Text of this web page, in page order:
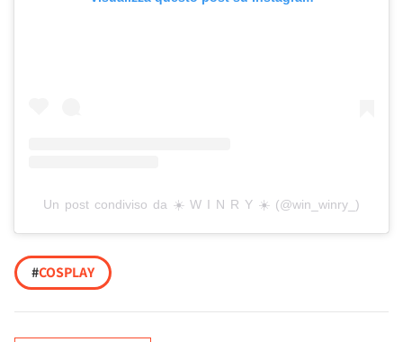
Un post condiviso da ☀️ W I N R Y ☀️ (@win_winry_)
#COSPLAY